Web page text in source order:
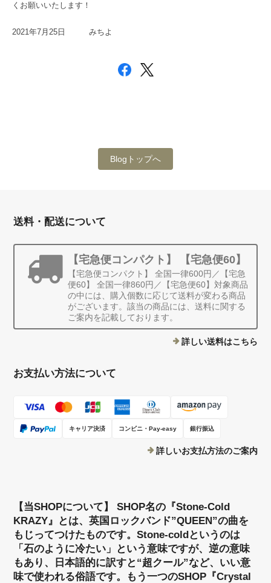
くお願いいたします！
2021年7月25日 みちよ
Blogトップへ
送料・配送について
【宅急便コンパクト】 【宅急便60】
【宅急便コンパクト】 全国一律600円／【宅急
便60】 全国一律860円／【宅急便60】対象商品
の中には、購入個数に応じて送料が変わる商品
がございます。該当の商品には、送料に関する
ご案内を記載しております。
詳しい送料はこちら
お支払い方法について
キャリア決済 コンビニ・Pay-easy 銀行振込
詳しいお支払方法のご案内
【当SHOPについて】 SHOP名の『Stone-Cold
KRAZY』とは、英国ロックバンド”QUEEN”の曲を
もじってつけたものです。Stone-coldというのは
「石のように冷たい」という意味ですが、逆の意味
もあり、日本語的に訳すと“超クール”など、いい意
味で使われる俗語です。もう一つのSHOP『Crystal